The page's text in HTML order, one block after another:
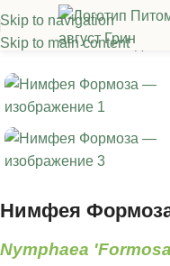
Skip to navigation
Skip to main content
Главная/Растения для
Нимфея
Nymphaea